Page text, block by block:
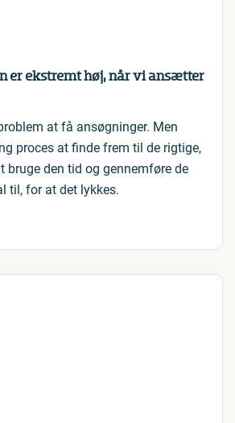
er ekstremt høj, når vi ansætter
at få ansøgninger. Men
proces at finde frem til de rigtige,
bruge den tid og gennemføre de
til, for at det lykkes.